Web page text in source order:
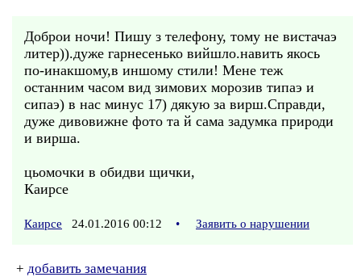
Доброи ночи! Пишу з телефону, тому не вистачаэ
литер)).дуже гарнесенько вийшло.навить якось
по-инакшому,в иншому стили! Мене теж
останним часом вид зимових морозив типаэ и
сипаэ) в нас минус 17) дякую за вирш.Справди,
дуже дивовижне фото та й сама задумка природи
и вирша.
цьомочки в обидви щички,
Каирсе
Каирсе 24.01.2016 00:12 • Заявить о нарушении
+ добавить замечания